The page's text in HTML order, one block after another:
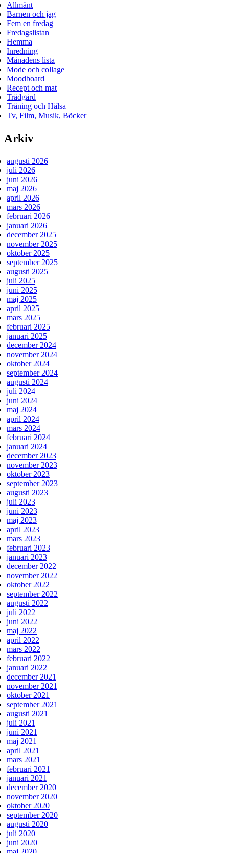
Allmänt
Barnen och jag
Fem en fredag
Fredagslistan
Hemma
Inredning
Månadens lista
Mode och collage
Moodboard
Recept och mat
Trädgård
Träning och Hälsa
Tv, Film, Musik, Böcker
Arkiv
augusti 2026
juli 2026
juni 2026
maj 2026
april 2026
mars 2026
februari 2026
januari 2026
december 2025
november 2025
oktober 2025
september 2025
augusti 2025
juli 2025
juni 2025
maj 2025
april 2025
mars 2025
februari 2025
januari 2025
december 2024
november 2024
oktober 2024
september 2024
augusti 2024
juli 2024
juni 2024
maj 2024
april 2024
mars 2024
februari 2024
januari 2024
december 2023
november 2023
oktober 2023
september 2023
augusti 2023
juli 2023
juni 2023
maj 2023
april 2023
mars 2023
februari 2023
januari 2023
december 2022
november 2022
oktober 2022
september 2022
augusti 2022
juli 2022
juni 2022
maj 2022
april 2022
mars 2022
februari 2022
januari 2022
december 2021
november 2021
oktober 2021
september 2021
augusti 2021
juli 2021
juni 2021
maj 2021
april 2021
mars 2021
februari 2021
januari 2021
december 2020
november 2020
oktober 2020
september 2020
augusti 2020
juli 2020
juni 2020